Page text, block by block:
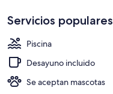
Servicios populares
Piscina
Desayuno incluido
Se aceptan mascotas